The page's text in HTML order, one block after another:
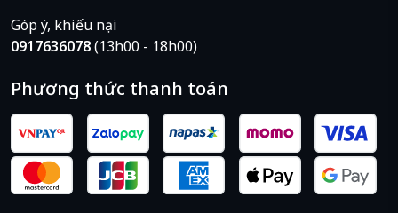
Góp ý, khiếu nại
0917636078(13h00 - 18h00)
Phương thức thanh toán